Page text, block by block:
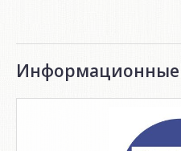
Информационные